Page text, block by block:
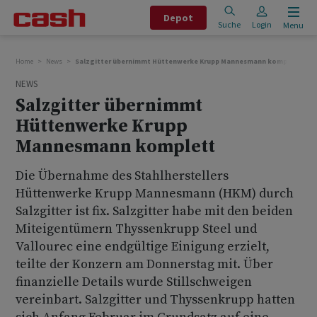
Depot
Suche Login Menu
Home News Salzgitter übernimmt Hüttenwerke Krupp Mannesmann komplett
NEWS
Salzgitter übernimmt
Hüttenwerke Krupp
Mannesmann komplett
Die Übernahme des Stahlherstellers
Hüttenwerke Krupp Mannesmann (HKM) durch
Salzgitter ist fix. Salzgitter habe mit den beiden
Miteigentümern Thyssenkrupp Steel und
Vallourec eine endgültige Einigung erzielt,
teilte der Konzern am Donnerstag mit. Über
finanzielle Details wurde Stillschweigen
vereinbart. Salzgitter und Thyssenkrupp hatten